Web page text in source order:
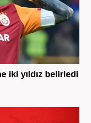
iki yıldız belirledi